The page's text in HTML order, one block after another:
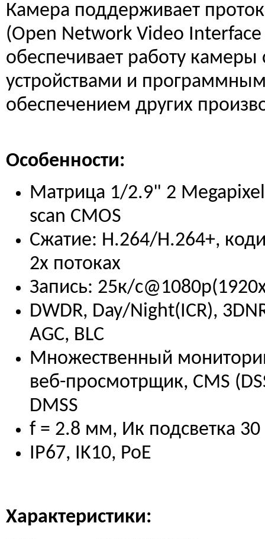
Камера поддерживает
(Open Network Video Interface
обеспечивает работу камеры
устройствами и
обеспечением других
Особенности:
Матрица 1/2.9" 2
scan CMOS
Сжатие: H.264/H.264+,
2х потоках
Запись: 25к/
DWDR, Day/Night(ICR),
AGC, BLC
Множественный
веб-просмотрщик, CMS
DMSS
f = 2.8 мм, Ик подсветка
IP67, IK10, PoE
Характеристики: